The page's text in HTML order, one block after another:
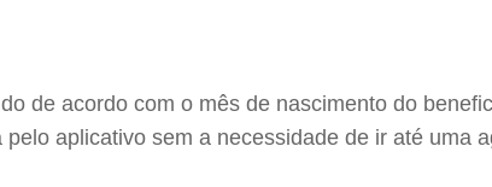
de acordo com o mês de nascimento do
aplicativo sem a necessidade de ir até uma